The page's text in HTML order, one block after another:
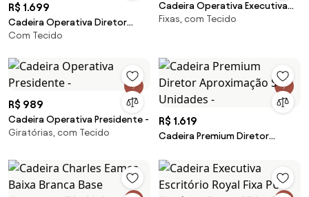
R$ 1.699
Cadeira Operativa Diretor
Aproximação S 2 Unidades -
Com Tecido
Cadeira Operativa Executiva
Fixa 2 Unidades -
Fixas, com Tecido
R$ 989
Cadeira Operativa Presidente -
Giratórias, com Tecido
R$ 1.619
Cadeira Premium Diretor